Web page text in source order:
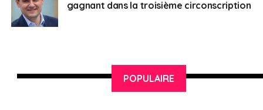
Français en Allemagne
gagnant dans la troisième circonscription
POPULAIRE